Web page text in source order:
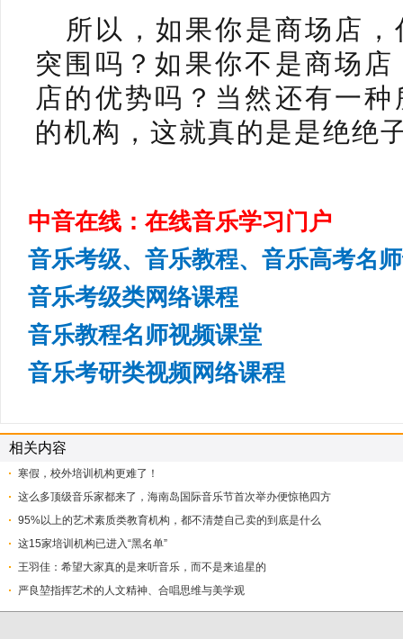
所以，如果你是商场店
突围吗？如果你不是商场
店的优势吗？当然还有一
的机构，这就真的是是绝绝
中音在线：在线音乐学习门户
音乐考级、音乐教程、音乐高考名
音乐考级类网络课程
音乐教程名师视频课堂
音乐考研类视频网络课程
相关内容
寒假，校外培训机构更难了！
这么多顶级音乐家都来了，海南岛国际音乐节首次举办便惊艳四方
95%以上的艺术素质类教育机构，都不清楚自己卖的到底是什么
这15家培训机构已进入“黑名单”
王羽佳：希望大家真的是来听音乐，而不是来追星的
严良堃指挥艺术的人文精神、合唱思维与美学观